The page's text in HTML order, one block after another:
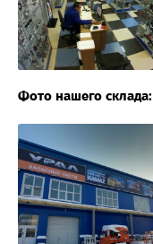
Фото нашего склада: